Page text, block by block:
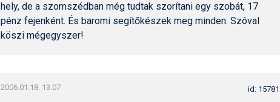
hely, de a szomszédban még tudtak szorítani egy szobát, 17
pénz fejenként. És baromi segítőkészek meg minden. Szóval
köszi mégegyszer!
2006.01.18. 13:07 id: 15781